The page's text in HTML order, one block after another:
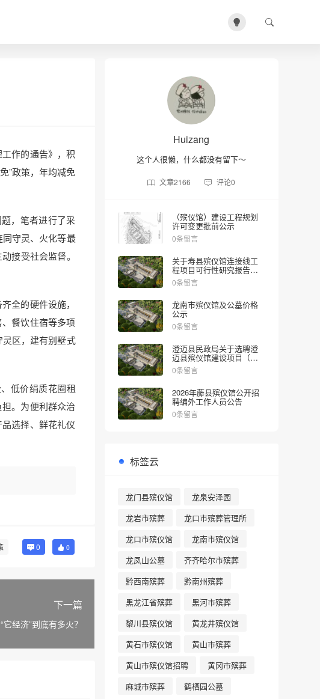
作的通告》，积
”政策，年均减免
，笔者进行了采
守灵、火化等最
接受社会监督。
全的硬件设施，
餐饮住宿等多项
区，建有别墅式
低价绢质花圈租
。为便利群众治
选择、鲜花礼仪
0 0
下一篇
经济”到底有多火？
Huizang
这个人很懒，什么都没有留下～
文章2166 评论0
（殡仪馆）建设工程规划
许可变更批前公示
0条留言
关于寿县殡仪馆连接线工
程项目可行性研究报告的
批复
0条留言
龙南市殡仪馆及公墓价格
公示
0条留言
澄迈县民政局关于选聘澄
迈县殡仪馆建设项目（一
期）社会稳定风险评估机
构的公告
0条留言
2026年藤县殡仪馆公开招
聘编外工作人员公告
0条留言
标签云
龙门县殡仪馆
龙泉安泽园
龙岩市殡葬
龙口市殡葬管理所
龙口市殡仪馆
龙南市殡仪馆
龙凤山公墓
齐齐哈尔市殡葬
黔西南殡葬
黔南州殡葬
黑龙江省殡葬
黑河市殡葬
黎川县殡仪馆
黄龙井殡仪馆
黄石市殡仪馆
黄山市殡葬
黄山市殡仪馆招聘
黄冈市殡葬
麻城市殡葬
鹤栖园公墓